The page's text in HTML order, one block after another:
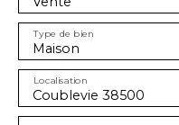
Maison
Type de bien
Coublevie 38500
Localisation